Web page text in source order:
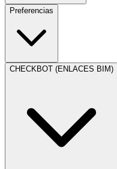
Preferencias
CHECKBOT (ENLACES BIM)